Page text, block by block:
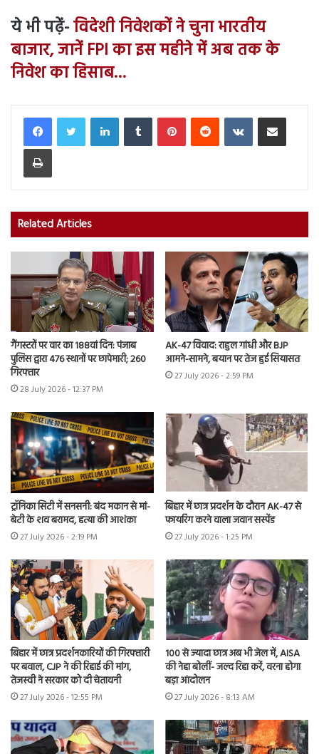
ये भी पढ़ें-विदेशी निवेशकों ने चुना भारतीय
बाजार, जानें FPI का इस महीने में अब तक के
निवेश का हिसाब…
LinkedInTumblr PinterestReddit VKontakteShare via Email
Print
Related Articles
गैंगस्टरों पर वार का 188वां दिन: पंजाब
पुलिस द्वारा 476 स्थानों पर छापेमारी; 260
गिरफ्तार
28 July 2026 - 12:37 PM
AK-47 विवाद: राहुल गांधी और BJP
आमने-सामने, बयान पर तेज हुई सियासत
27 July 2026 - 2:59 PM
ट्रॉनिका सिटी में सनसनी: बंद मकान से मां-
बेटी के शव बरामद, हत्या की आशंका
27 July 2026 - 2:19 PM
बिहार में छात्र प्रदर्शन के दौरान AK-47 से
फायरिंग करने वाला जवान सस्पेंड
27 July 2026 - 1:25 PM
बिहार में छात्र प्रदर्शनकारियों की गिरफ्तारी
पर बवाल, CJP ने की रिहाई की मांग,
तेजस्वी ने सरकार को दी चेतावनी
27 July 2026 - 12:55 PM
100 से ज्यादा छात्र अब भी जेल में, AISA
की नेहा बोलीं- जल्द रिहा करें, वरना होगा
बड़ा आंदोलन
27 July 2026 - 8:13 AM